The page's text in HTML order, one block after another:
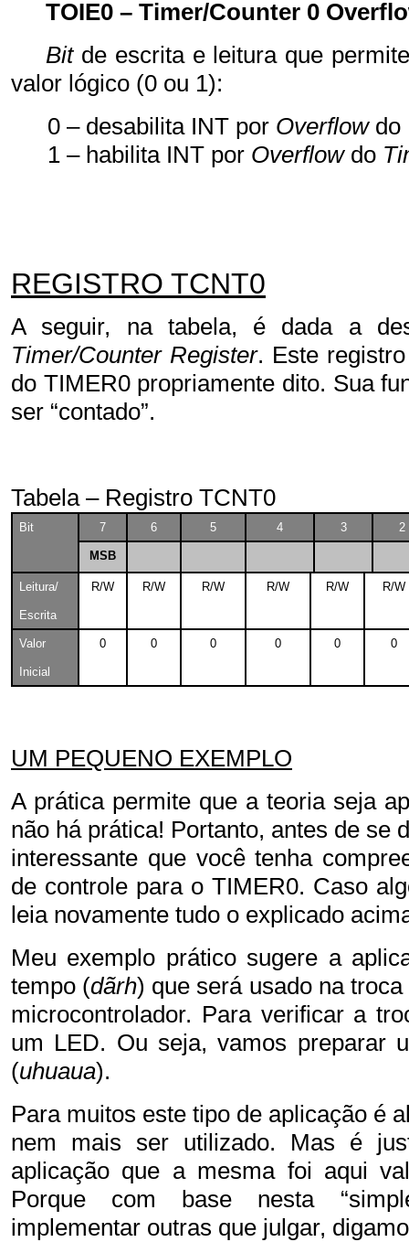
TOIE0 – Timer/Counter 0
Bitde escrita e leitura que
valor lógico (0 ou 1):
0 – desabilita INT por Overflowdo
1 – habilita INT por Overflow do
REGISTRO TCNT0
A seguir, na tabela, é dada a
Timer/Counter Register. Este
do TIMER0 propriamente dito. Sua
ser “contado”.
Tabela – Registro TCNT0
Bit 7 6 5 4 3 2
MSB
Leitura/
Escrita
R/W R/W R/W R/W R/W R/W
Valor
Inicial
0 0 0 0 0 0
UM PEQUENO EXEMPLO
A prática permite que a teoria seja
não há prática! Portanto, antes de se
interessante que você tenha
de controle para o TIMER0. Caso
leia novamente tudo o explicado
Meu exemplo prático sugere a
tempo (dãrh) que será usado na
microcontrolador. Para verificar a
um LED. Ou seja, vamos preparar
(uhuaua).
Para muitos este tipo de aplicação é
nem mais ser utilizado. Mas é
aplicação que a mesma foi aqui
Porque com base nesta
implementar outras que julgar,